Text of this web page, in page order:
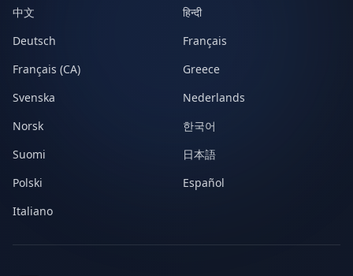
中文
हिन्दी
Deutsch
Français
Français (CA)
Greece
Svenska
Nederlands
Norsk
한국어
Suomi
日本語
Polski
Español
Italiano